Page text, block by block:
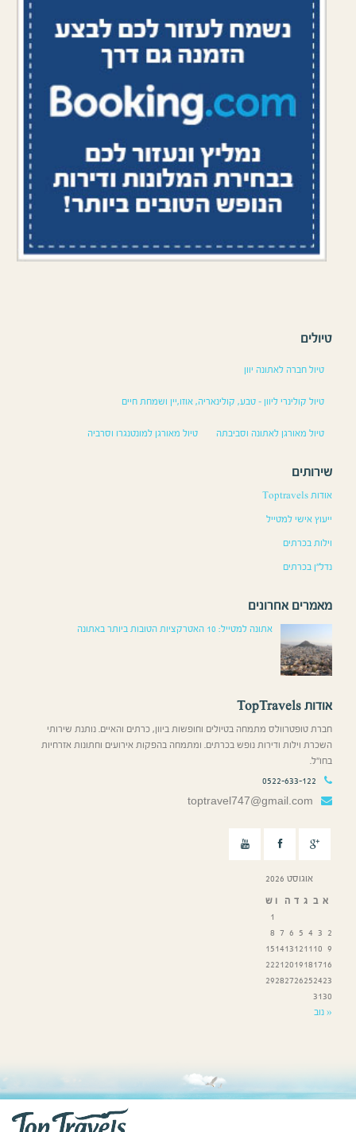
טיולים
טיול חברה לאתונה יוון
טיול קולינרי ליוון – טבע, קולינאריה, אוזו,יין ושמחת חיים
טיול מאורגן לאתונה וסביבתה טיול מאורגן למונטנגרו וסרביה
שירותים
אודות Toptravels
ייעוץ אישי למטייל
וילות בכרתים
נדל”ן בכרתים
מאמרים אחרונים
אתונה למטייל: 10 האטרקציות הטובות ביותר באתונה
אודות TopTravels
חברת טופטרוולס מתמחה בטיולים וחופשות ביוון, כרתים והאיים. נותנת שירותי
השכרת וילות ודירות נופש בכרתים. ומתמחה בהפקות אירועים וחתונות אזרחיות
בחו”ל.
0522-633-122
toptravel747@gmail.com
אוגוסט 2026
א ב ג ד ה ו ש
1
2
3
4
5
6
7
8
9
10
11
12
13
14
15
16
17
18
19
20
21
22
23
24
25
26
27
28
29
30
31
« נוב